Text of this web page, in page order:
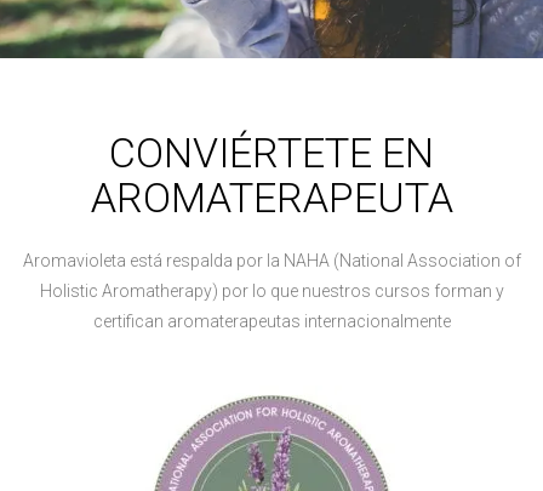
CONVIÉRTETE EN
AROMATERAPEUTA
Aromavioleta está respalda por la NAHA (National Association of
Holistic Aromatherapy) por lo que nuestros cursos forman y
certifican aromaterapeutas internacionalmente